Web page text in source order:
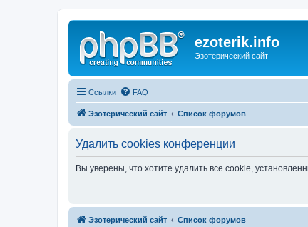
ezoterik.info
Эзотерический сайт
Ссылки FAQ
Эзотерический сайт Список форумов
Удалить cookies конференции
Вы уверены, что хотите удалить все cookie,
Эзотерический сайт Список форумов